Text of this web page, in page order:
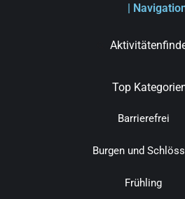
|
Top
Barrierefrei
Burgen und
Frühling